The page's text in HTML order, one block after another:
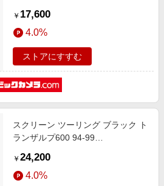
￥ 17,600
4.0%
ストアにすすむ
スクリーン ツーリング ブラック ト
ランザルプ600 94-99
￥ 24,200
4.0%